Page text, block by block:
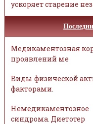
ускоряет старение
Медикаментозная
проявлений ме
Виды физической
факторами.
синдрома. Диетотер